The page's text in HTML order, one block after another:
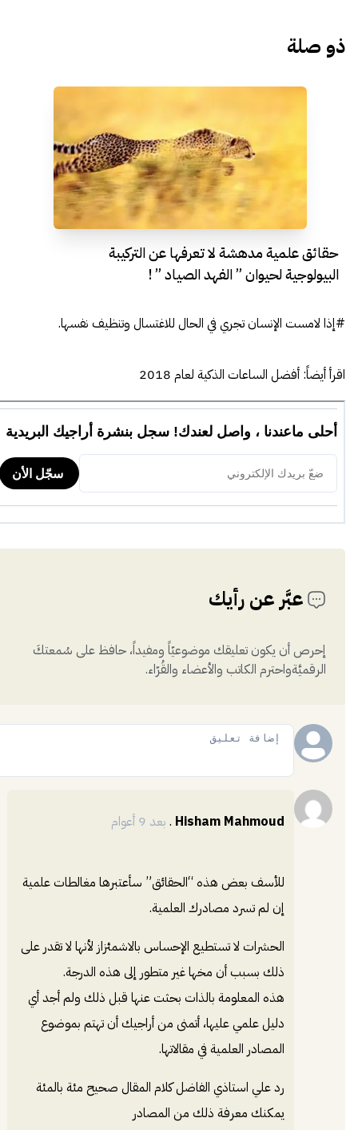
ذو صلة
حقائق علمية مدهشة لا تعرفها عن التركيبة
البيولوجية لحيوان ” الفهد الصياد ” !
#إذا لامست الإنسان تجري في الحال للاغتسال وتنظيف نفسها.
اقرأ أيضاً: أفضل الساعات الذكية لعام 2018
عبَّر عن رأيك
إحرص أن يكون تعليقك موضوعيّاً ومفيداً، حافظ على سُمعتكَ
الرقميَّةواحترم الكاتب والأعضاء والقُرّاء.
Hisham Mahmoud
. بعد 9 أعوام
للأسف بعض هذه “الحقائق” سأعتبرها مغالطات علمية
إن لم تسرد مصادرك العلمية.
الحشرات لا تستطيع الإحساس بالاشمئزاز ﻷنها لا تقدر على
ذلك بسبب أن مخها غير متطور إلى هذه الدرجة.
هذه المعلومة بالذات بحثت عنها قبل ذلك ولم أجد أي
دليل علمي عليها، أتمنى من أراجيك أن تهتم بموضوع
المصادر العلمية في مقالاتها.
رد علي استاذي الفاضل كلام المقال صحيح مئة بالمئة
يمكنك معرفة ذلك من المصادر